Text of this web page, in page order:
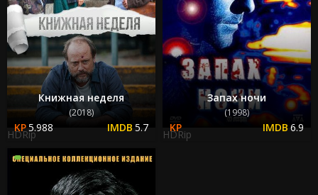
Книжная неделя
(2018)
5.988 5.7
HDRip
Запах ночи
(1998)
6.9
HDRip